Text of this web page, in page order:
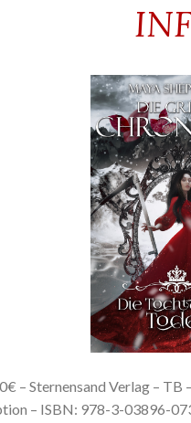
– Sternensand Verlag –
– ISBN: 978-3-03896-